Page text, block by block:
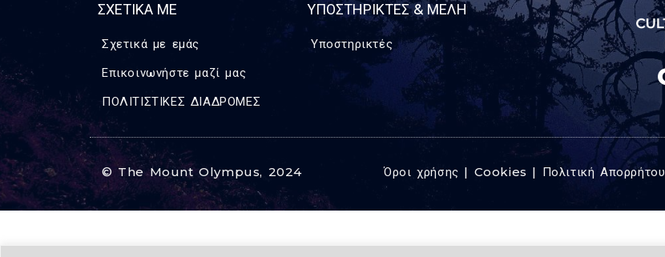
ΣΧΕΤΙΚΑ ΜΕ
Σχετικά με εμάς
Επικοινωνήστε μαζί μας
ΠΟΛΙΤΙΣΤΙΚΕΣ ΔΙΑΔΡΟΜΕΣ
ΥΠΟΣΤΗΡΙΚΤΈΣ & ΜΈΛΗ
Υποστηρικτές
© The Mount Olympus, 2024 Όροι χρήσης | Cookies | Πολιτική Απορρήτου